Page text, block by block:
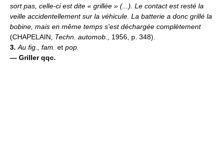
sort pas, celle-ci est dite « grillée » (...). Le contact est resté la
veille accidentellement sur la véhicule. La batterie a donc grillé la
bobine, mais en même temps s'est déchargée complètement
(CHAPELAIN, Techn. automob., 1956, p. 348).
3. Au fig., fam. et pop.
— Griller qqc.